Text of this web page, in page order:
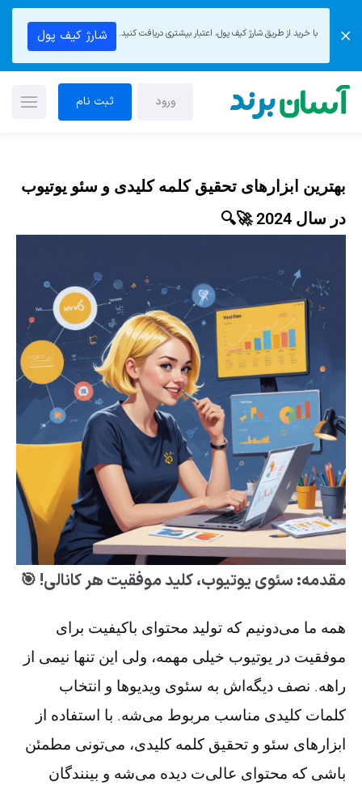
با خرید از طریق شارژ کیف پول، اعتبار بیشتری دریافت کنید. شارژ کیف پول
ورود ثبت نام
بهترین ابزارهای تحقیق کلمه کلیدی و سئو یوتیوب
در سال 2024 🚀🔍
مقدمه: سئوی یوتیوب، کلید موفقیت هر کانالی! 🎯
همه ما می‌دونیم که تولید محتوای باکیفیت برای
موفقیت در یوتیوب خیلی مهمه، ولی این تنها نیمی از
راهه. نصف دیگه‌اش به سئوی ویدیوها و انتخاب
کلمات کلیدی مناسب مربوط می‌شه. با استفاده از
ابزارهای سئو و تحقیق کلمه کلیدی، می‌تونی مطمئن
باشی که محتوای عالی‌ت دیده می‌شه و بینندگان